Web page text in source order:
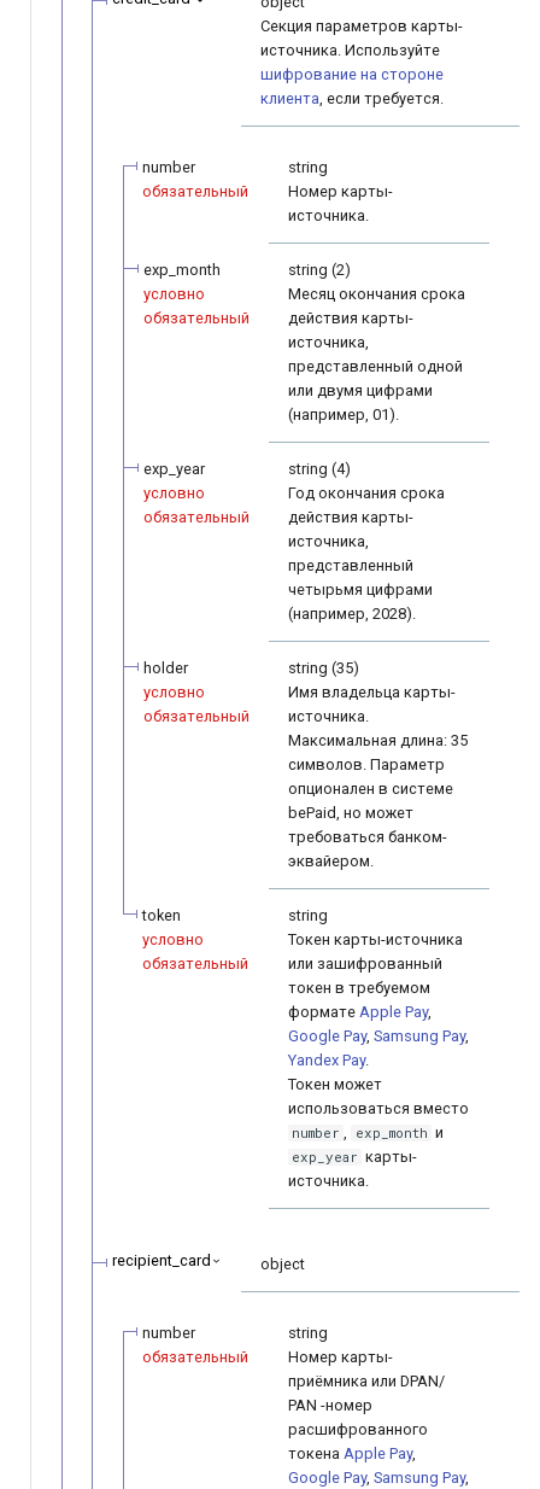
Секция параметров карты-
источника. Используйте
шифрование на стороне
клиента , если требуется.
number
обязательный
string
Номер карты-
источника.
exp_month
условно
обязательный
string (2)
Месяц окончания срока
действия карты-
источника,
представленный одной
или двумя цифрами
(например, 01).
exp_year
условно
обязательный
string (4)
Год окончания срока
действия карты-
источника,
представленный
четырьмя цифрами
(например, 2028).
holder
условно
обязательный
string (35)
Имя владельца карты-
источника.
Максимальная длина: 35
символов. Параметр
опционален в системе
bePaid, но может
требоваться банком-
эквайером.
token
условно
обязательный
string
Токен карты-источника
или зашифрованный
токен в требуемом
формате Apple Pay,
Google Pay, Samsung Pay,
Yandex Pay.
Токен может
использоваться вместо
number exp_month и
exp_year карты-
источника.
recipient_card object
number
обязательный
string
Номер карты-
приёмника или DPAN/
PAN -номер
расшифрованного
токена Apple Pay,
Google Pay, Samsung Pay,